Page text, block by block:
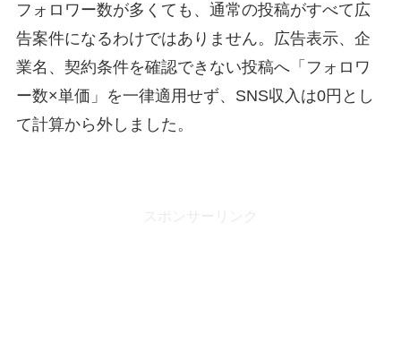
フォロワー数が多くても、通常の投稿がすべて広
告案件になるわけではありません。広告表示、企
業名、契約条件を確認できない投稿へ「フォロワ
ー数×単価」を一律適用せず、SNS収入は0円とし
て計算から外しました。